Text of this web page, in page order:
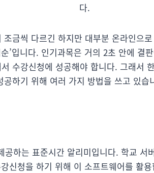
다.
금씩 다르긴 하지만 대부분 온라인으
’입니다. 인기과목은 거의 2초 안에 결
수강신청에 성공해야 합니다. 그래서
하기 위해 여러 가지 방법을 쓰고 있
공하는 표준시간 알리미입니다. 학교 서
신청을 하기 위해 이 소프트웨어를 활